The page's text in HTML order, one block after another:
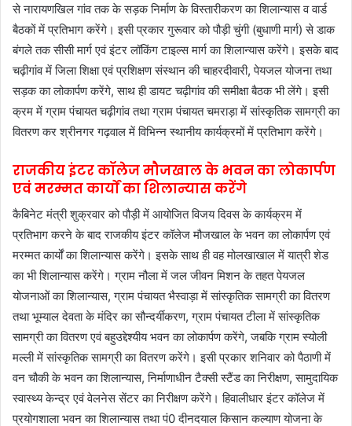
से नारायणखिल गांव तक के सड़क निर्माण के विस्तारीकरण का शिलान्यास व वार्ड
बैठकों में प्रतिभाग करेंगे। इसी प्रकार गुरूवार को पौड़ी चुंगी (बुधाणी मार्ग) से डाक
बंगले तक सीसी मार्ग एवं इंटर लॉकिंग टाइल्स मार्ग का शिलान्यास करेंगे। इसके बाद
चढ़ीगांव में जिला शिक्षा एवं प्रशिक्षण संस्थान की चाहरदीवारी, पेयजल योजना तथा
सड़क का लोकार्पण करेंगे, साथ ही डायट चढ़ीगांव की समीक्षा बैठक भी लेंगे। इसी
क्रम में ग्राम पंचायत चढ़ीगांव तथा ग्राम पंचायत चमराड़ा में सांस्कृतिक सामग्री का
वितरण कर श्रीनगर गढ़वाल में विभिन्न स्थानीय कार्यक्रमों में प्रतिभाग करेंगे।
राजकीय इंटर कॉलेज मौजखाल के भवन का लोकार्पण
एवं मरम्मत कार्यों का शिलान्यास करेंगे
कैबिनेट मंत्री शुक्रवार को पौड़ी में आयोजित विजय दिवस के कार्यक्रम में
प्रतिभाग करने के बाद राजकीय इंटर कॉलेज मौजखाल के भवन का लोकार्पण एवं
मरम्मत कार्यों का शिलान्यास करेंगे। इसके साथ ही वह मोलखाखाल में यात्री शेड
का भी शिलान्यास करेंगे। ग्राम नौला में जल जीवन मिशन के तहत पेयजल
योजनाओं का शिलान्यास, ग्राम पंचायत भैस्वाड़ा में सांस्कृतिक सामग्री का वितरण
तथा भूम्याल देवता के मंदिर का सौन्दर्यीकरण, ग्राम पंचायत टीला में सांस्कृतिक
सामग्री का वितरण एवं बहुउद्देश्यीय भवन का लोकार्पण करेंगे, जबकि ग्राम स्योली
मल्ली में सांस्कृतिक सामग्री का वितरण करेंगे। इसी प्रकार शनिवार को पैठाणी में
वन चौकी के भवन का शिलान्यास, निर्माणाधीन टैक्सी स्टैंड का निरीक्षण, सामुदायिक
स्वास्थ्य केन्द्र एवं वेलनेस सेंटर का निरीक्षण करेंगे। हिवालीधार इंटर कॉलेज में
प्रयोगशाला भवन का शिलान्यास तथा पं0 दीनदयाल किसान कल्याण योजना के